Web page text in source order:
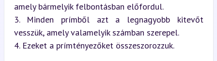
amely bármelyik felbontásban előfordul.
3. Minden prímből azt a legnagyobb kitevőt
vesszük, amely valamelyik számban szerepel.
4. Ezeket a prímtényezőket összeszorozzuk.